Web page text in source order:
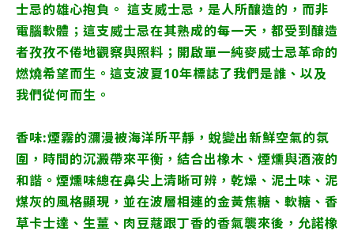
士忌的雄心抱負。 這支威士忌，是人所釀造的，而非
電腦軟體；這支威士忌在其熟成的每一天，都受到釀造
者孜孜不倦地觀察與照料；開啟單一純麥威士忌革命的
燃燒希望而生。這支波夏10年標誌了我們是誰、以及
我們從何而生。
香味:煙霧的瀰漫被海洋所平靜，蛻變出新鮮空氣的氛
圍，時間的沉澱帶來平衡，結合出橡木、煙燻與酒液的
和諧。煙燻味總在鼻尖上清晰可辨，乾燥、泥土味、泥
煤灰的風格顯現，並在波層相連的金黃焦糖、軟糖、香
草卡士達、生薑、肉豆蔻跟丁香的香氣襲來後，允諾橡